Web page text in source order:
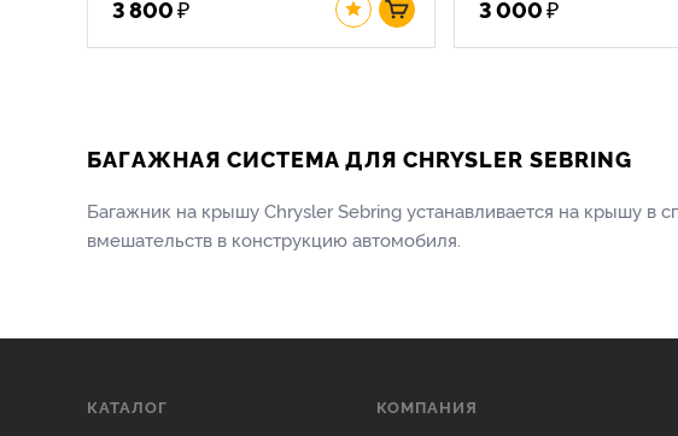
3 800₽ 3 000₽
БАГАЖНАЯ СИСТЕМА ДЛЯ CHRYSLER SEBRING
Багажник на крышу Chrysler Sebring устанавливается на крышу
вмешательств в конструкцию автомобиля.
КАТАЛОГ КОМПАНИЯ